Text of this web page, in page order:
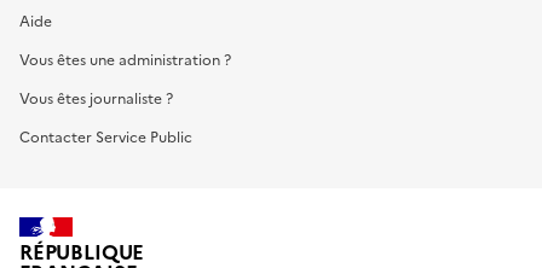
Aide
Vous êtes une administration ?
Vous êtes journaliste ?
Contacter Service Public
RÉPUBLIQUE